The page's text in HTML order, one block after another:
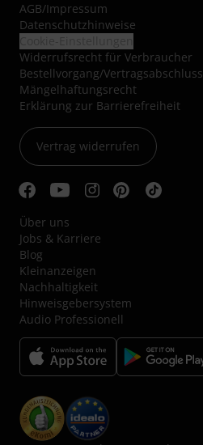
AGB/Impressum
Datenschutzhinweise
Widerrufsrecht für Verbraucher
Bestellvorgang/Vertragsabschluss
Mängelhaftungsrecht
Erklärung zur Barrierefreiheit
Vertrag widerrufen
Über uns
Jobs & Karriere
Blog
Kleinanzeigen
Nachhaltigkeit
Hinweisgebersystem
Audio Professionell